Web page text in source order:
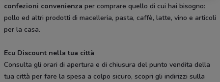
confezioni convenienza per comprare quello di cui hai bisogno:
pollo ed altri prodotti di macelleria, pasta, caffè, latte, vino e articoli
per la casa.
Ecu Discount nella tua città
Consulta gli orari di apertura e di chiusura del punto vendita della
tua città per fare la spesa a colpo sicuro, scopri gli indirizzi sulla